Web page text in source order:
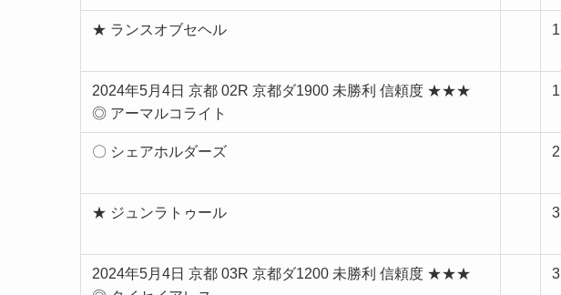
★ ランスオブセヘル 1
2024年5月4日 京都 02R 京都ダ1900 未勝利 信頼度 ★★★
◎ アーマルコライト
1
〇 シェアホルダーズ 2
★ ジュンラトゥール 3
2024年5月4日 京都 03R 京都ダ1200 未勝利 信頼度 ★★★
3